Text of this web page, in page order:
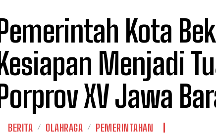
Pemerintah Kota
Kesiapan Menjadi
Porprov XV Jawa
BERITA OLAHRAGA PEMERINTAHAN